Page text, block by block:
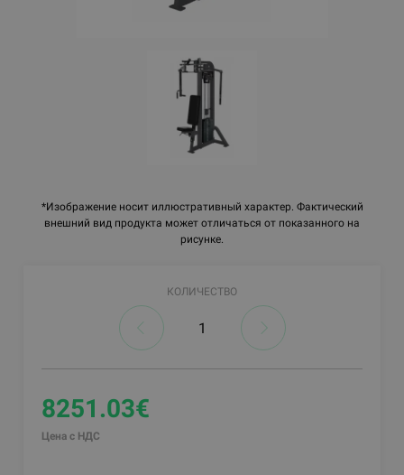
*Изображение носит иллюстративный характер. Фактический
внешний вид продукта может отличаться от показанного на
рисунке.
КОЛИЧЕСТВО
8251.03€
Цена с НДС